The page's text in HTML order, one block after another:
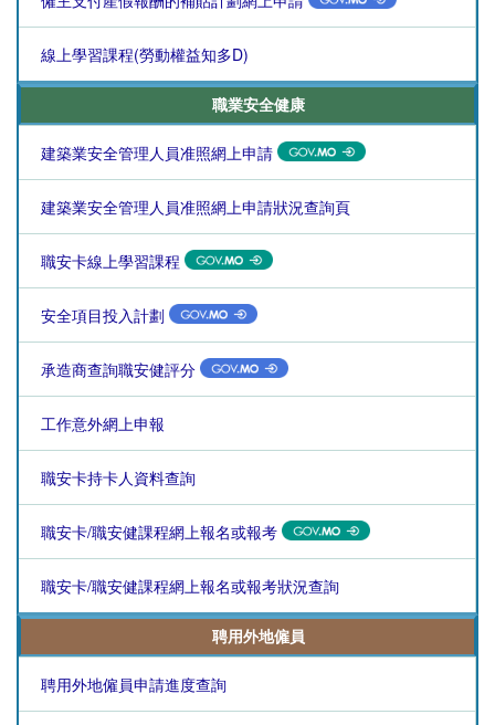
線上學習課程(勞動權益知多D)
職業安全健康
建築業安全管理人員准照網上申請
建築業安全管理人員准照網上申請狀況查詢頁
職安卡線上學習課程
安全項目投入計劃
承造商查詢職安健評分
工作意外網上申報
職安卡持卡人資料查詢
職安卡/職安健課程網上報名或報考
職安卡/職安健課程網上報名或報考狀況查詢
聘用外地僱員
聘用外地僱員申請進度查詢